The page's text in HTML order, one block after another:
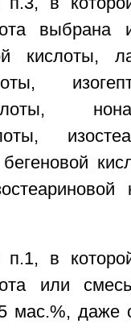
выбрана
кислоты,
бегеновой
в
или
мас.%,